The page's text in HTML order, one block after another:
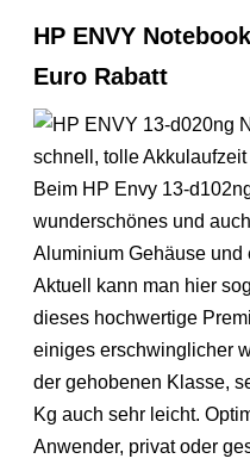
HP ENVY
Euro Rabatt
Beim HP Envy 13-
wunderschönes und
Aluminium Gehäuse und
Aktuell kann man hier
dieses hochwertige
einiges erschwinglicher
der gehobenen Klasse,
Kg auch sehr leicht.
Anwender, privat oder